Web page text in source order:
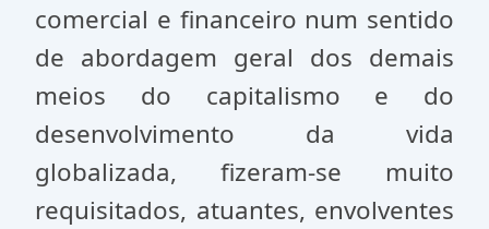
comercial e financeiro num sentido
de abordagem geral dos demais
meios do capitalismo e do
desenvolvimento da vida
globalizada, fizeram-se muito
requisitados, atuantes, envolventes